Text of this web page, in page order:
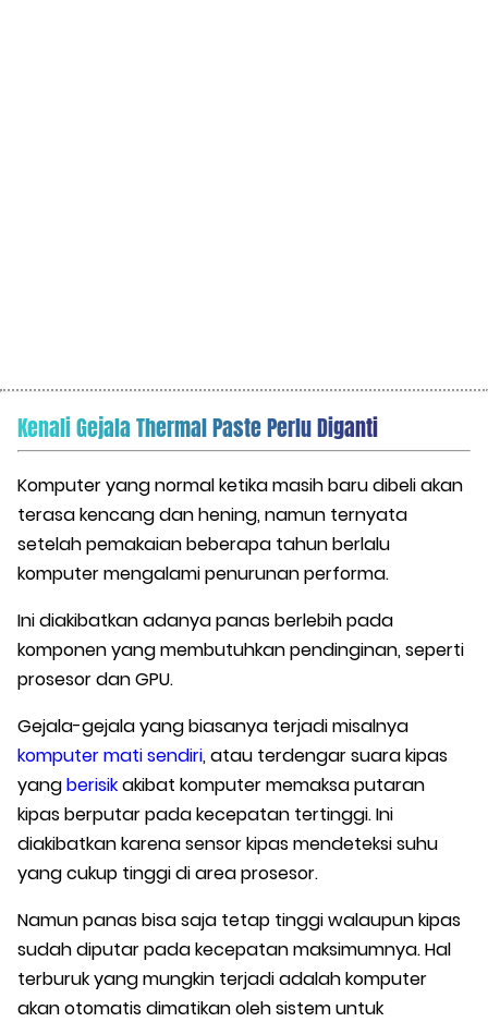
Kenali Gejala Thermal Paste Perlu Diganti
Komputer yang normal ketika masih baru dibeli akan
terasa kencang dan hening, namun ternyata
setelah pemakaian beberapa tahun berlalu
komputer mengalami penurunan performa.
Ini diakibatkan adanya panas berlebih pada
komponen yang membutuhkan pendinginan, seperti
prosesor dan GPU.
Gejala-gejala yang biasanya terjadi misalnya
komputer mati sendiri, atau terdengar suara kipas
yangberisikakibat komputer memaksa putaran
kipas berputar pada kecepatan tertinggi. Ini
diakibatkan karena sensor kipas mendeteksi suhu
yang cukup tinggi di area prosesor.
Namun panas bisa saja tetap tinggi walaupun kipas
sudah diputar pada kecepatan maksimumnya. Hal
terburuk yang mungkin terjadi adalah komputer
akan otomatis dimatikan oleh sistem untuk